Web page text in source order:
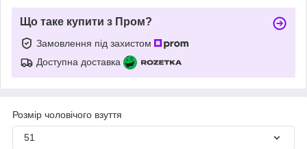
Що таке купити з Пром?
Замовлення під захистом
Доступна доставка
Розмір чоловічого взуття
51